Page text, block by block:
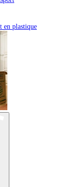
en plastique